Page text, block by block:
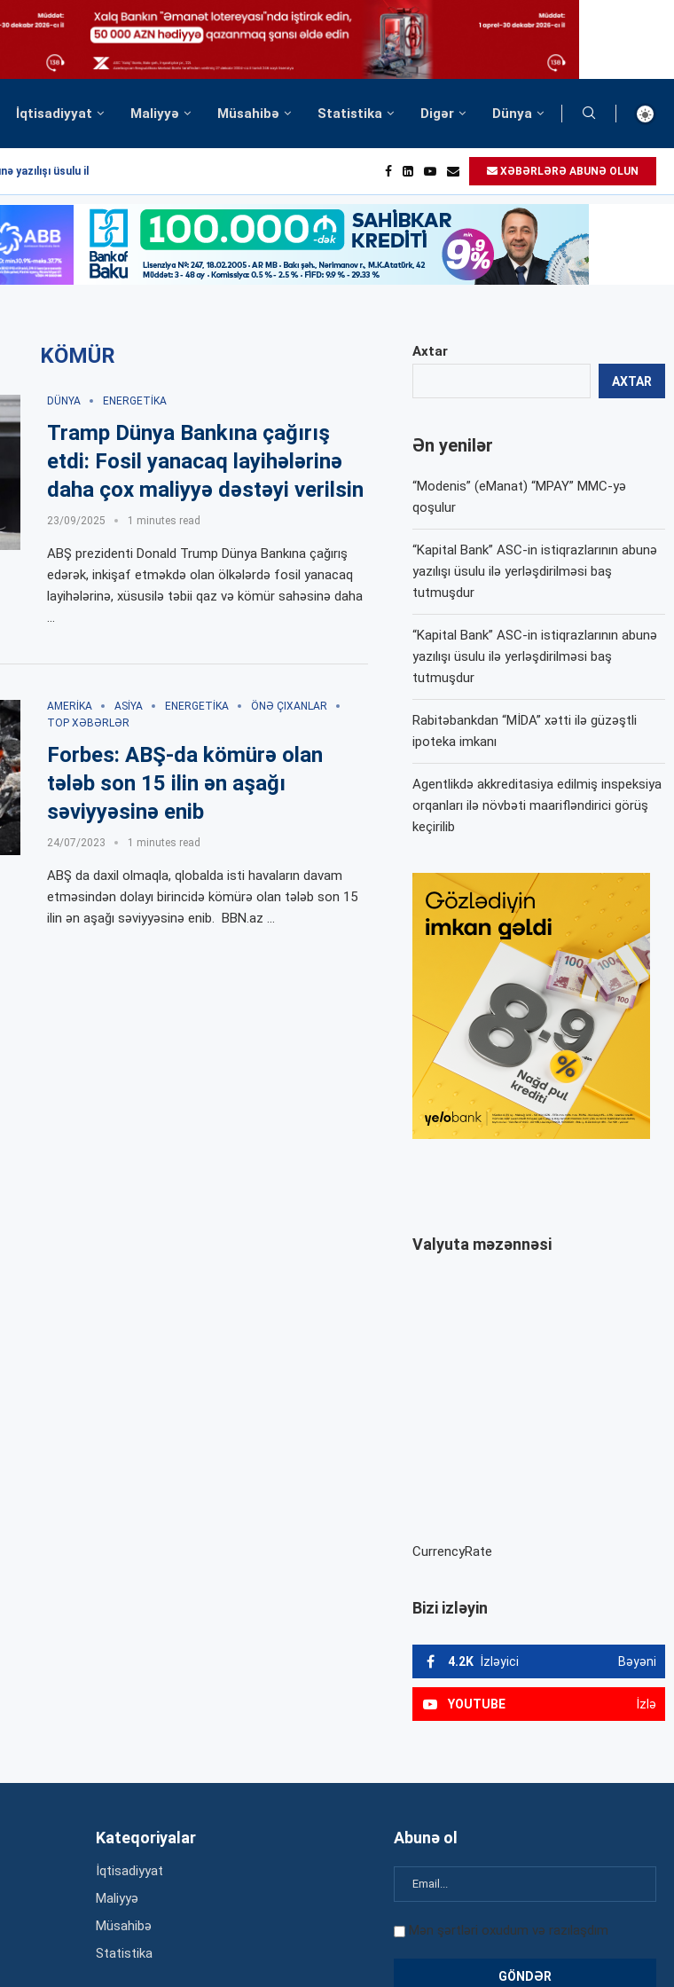
İqtisadiyyat Maliyyə Müsahibə Statistika Digər Dünya
yazılışı üsulu ilə... XƏBƏRLƏRƏ ABUNƏ OLUN
KÖMÜR
DÜNYA ENERGETIKA
Tramp Dünya Bankına çağırış
etdi: Fosil yanacaq layihələrinə
daha çox maliyyə dəstəyi verilsin
23/09/2025 1 minutes read
ABŞ prezidenti Donald Trump Dünya Bankına çağırış
edərək, inkişaf etməkdə olan ölkələrdə fosil yanacaq
layihələrinə, xüsusilə təbii qaz və kömür sahəsinə daha
…
AMERIKA ASIYA ENERGETIKA
ÖNƏ ÇIXANLAR
TOP XƏBƏRLƏR
Forbes: ABŞ-da kömürə olan
tələb son 15 ilin ən aşağı
səviyyəsinə enib
24/07/2023 1 minutes read
ABŞ da daxil olmaqla, qlobalda isti havaların davam
etməsindən dolayı birincidə kömürə olan tələb son 15
ilin ən aşağı səviyyəsinə enib. BBN.az …
Axtar
AXTAR
Ən yenilər
“Modenis” (eManat) “MPAY” MMC-yə
qoşulur
“Kapital Bank” ASC-in istiqrazlarının abunə
yazılışı üsulu ilə yerləşdirilməsi baş
tutmuşdur
“Kapital Bank” ASC-in istiqrazlarının abunə
yazılışı üsulu ilə yerləşdirilməsi baş
tutmuşdur
Rabitəbankdan “MİDA” xətti ilə güzəştli
ipoteka imkanı
Agentlikdə akkreditasiya edilmiş inspeksiya
orqanları ilə növbəti maarifləndirici görüş
keçirilib
Valyuta məzənnəsi
CurrencyRate
Bizi izləyin
4.2K İzləyici Bəyəni
YOUTUBE İzlə
Kateqoriyalar
İqtisadiyyat
Maliyyə
Müsahibə
Statistika
Abunə ol
Mən şərtləri oxudum və razılaşdım